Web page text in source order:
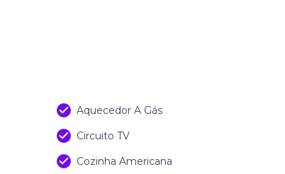
Aquecedor A Gás
Circuito TV
Cozinha Americana